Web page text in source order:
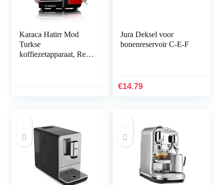
Karaca Hatirr Mod
Turkse
koffiezetapparaat, Red
overloopbeveiligingssy
steem, Turkse mokka,
warme chocolade
Jura Deksel voor
bonenreservoir C-E-F
€14.79